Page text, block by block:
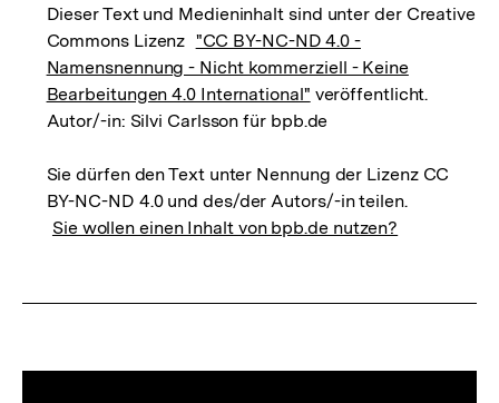
Dieser Text und Medieninhalt sind unter der Creative
Commons Lizenz "CC BY-NC-ND 4.0 -
Namensnennung - Nicht kommerziell - Keine
Bearbeitungen 4.0 International" veröffentlicht.
Autor/-in: Silvi Carlsson für bpb.de
Sie dürfen den Text unter Nennung der Lizenz CC
BY-NC-ND 4.0 und des/der Autors/-in teilen.
Sie wollen einen Inhalt von bpb.de nutzen?